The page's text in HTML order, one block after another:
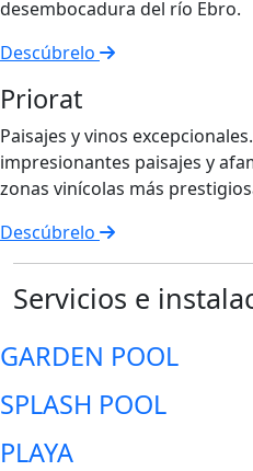
desembocadura del río Ebro.
Descúbrelo
Priorat
Paisajes y vinos
impresionantes paisajes y
zonas vinícolas más
Descúbrelo
Servicios e
GARDEN POOL
SPLASH POOL
PLAYA